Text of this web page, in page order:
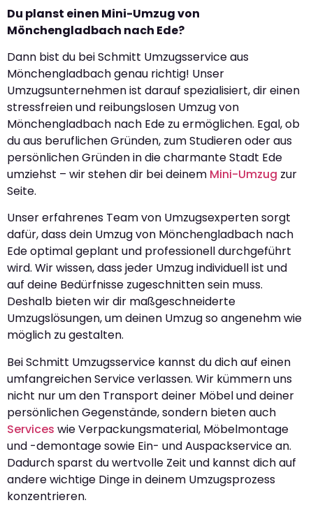
Du planst einen Mini-Umzug von
Mönchengladbach nach Ede?
Dann bist du bei Schmitt Umzugsservice aus
Mönchengladbach genau richtig! Unser
Umzugsunternehmen ist darauf spezialisiert, dir einen
stressfreien und reibungslosen Umzug von
Mönchengladbach nach Ede zu ermöglichen. Egal, ob
du aus beruflichen Gründen, zum Studieren oder aus
persönlichen Gründen in die charmante Stadt Ede
umziehst – wir stehen dir bei deinem Mini-Umzug zur
Seite.
Unser erfahrenes Team von Umzugsexperten sorgt
dafür, dass dein Umzug von Mönchengladbach nach
Ede optimal geplant und professionell durchgeführt
wird. Wir wissen, dass jeder Umzug individuell ist und
auf deine Bedürfnisse zugeschnitten sein muss.
Deshalb bieten wir dir maßgeschneiderte
Umzugslösungen, um deinen Umzug so angenehm wie
möglich zu gestalten.
Bei Schmitt Umzugsservice kannst du dich auf einen
umfangreichen Service verlassen. Wir kümmern uns
nicht nur um den Transport deiner Möbel und deiner
persönlichen Gegenstände, sondern bieten auch
Services wie Verpackungsmaterial, Möbelmontage
und -demontage sowie Ein- und Auspackservice an.
Dadurch sparst du wertvolle Zeit und kannst dich auf
andere wichtige Dinge in deinem Umzugsprozess
konzentrieren.